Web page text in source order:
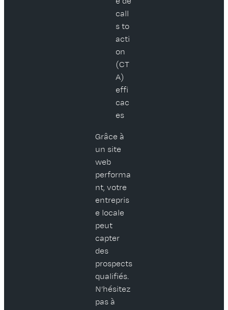
call
s to
acti
on
(CT
A)
effi
cac
es
Grâce à
un site
web
performa
nt, votre
entrepris
e locale
peut
capter
des
prospects
qualifiés.
N’hésitez
pas à